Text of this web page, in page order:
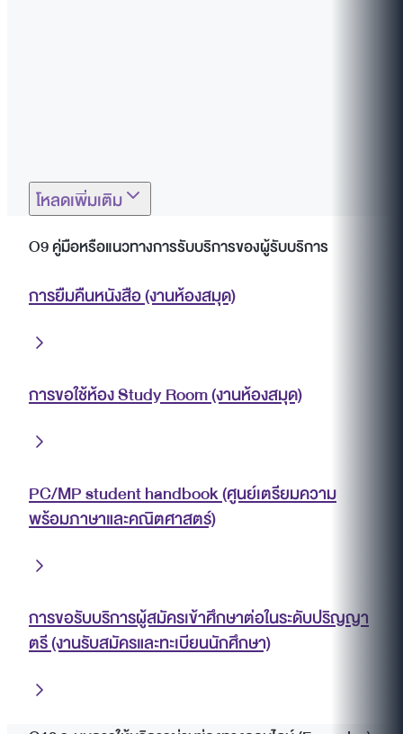
โหลดเพิ่มเติม
O9 คู่มือหรือแนวทางการรับบริการของผู้รับบริการ
การยืมคืนหนังสือ (งานห้องสมุด)
การขอใช้ห้อง Study Room (งานห้องสมุด)
PC/MP student handbook (ศูนย์เตรียมความ
พร้อมภาษาและคณิตศาสตร์)
การขอรับบริการผู้สมัครเข้าศึกษาต่อในระดับปริญญา
ตรี (งานรับสมัครและทะเบียนนักศึกษา)